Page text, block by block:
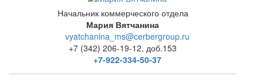
Начальник коммерческого отдела
Мария Вятчанина
vyatchanina_ms@cerbergroup.ru
+7 (342) 206-19-12, доб.153
+7-922-334-50-37